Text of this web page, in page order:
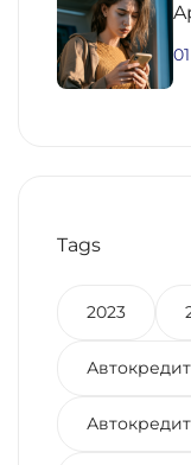
Tags
2023
Автокредит